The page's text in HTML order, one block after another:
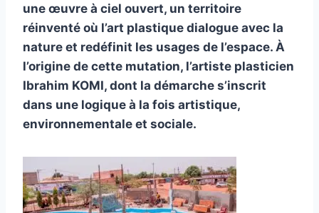
une œuvre à ciel ouvert, un territoire
réinventé où l’art plastique dialogue avec la
nature et redéfinit les usages de l’espace. À
l’origine de cette mutation, l’artiste plasticien
Ibrahim KOMI, dont la démarche s’inscrit
dans une logique à la fois artistique,
environnementale et sociale.